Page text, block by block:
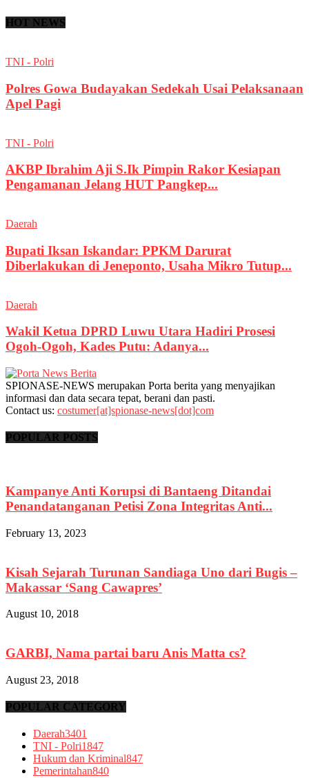
HOT NEWS
TNI - Polri
Polres Gowa Budayakan Sedekah Usai Pelaksanaan
Apel Pagi
TNI - Polri
AKBP Ibrahim Aji S.Ik Pimpin Rakor Kesiapan
Pengamanan Jelang HUT Pangkep...
Daerah
Bupati Iksan Iskandar: PPKM Darurat
Diberlakukan di Jeneponto, Usaha Mikro Tutup...
Daerah
Wakil Ketua DPRD Luwu Utara Hadiri Prosesi
Ogoh-Ogoh, Kades Putu: Adanya...
SPIONASE-NEWS merupakan Porta berita yang menyajikan
informasi dan data secara tepat, berani dan pasti.
Contact us: costumer[at]spionase-news[dot]com
POPULAR POSTS
Kampanye Anti Korupsi di Bantaeng Ditandai
Penandatanganan Petisi Zona Integritas Anti...
February 13, 2023
Kisah Sejarah Turunan Sandiaga Uno dari Bugis –
Makassar ‘Sang Cawapres’
August 10, 2018
GARBI, Nama partai baru Anis Matta cs?
August 23, 2018
POPULAR CATEGORY
Daerah3401
TNI - Polri1847
Hukum dan Kriminal847
Pemerintahan840